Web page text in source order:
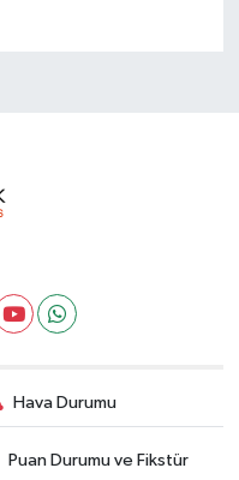
Hava Durumu
Puan Durumu ve Fikstür